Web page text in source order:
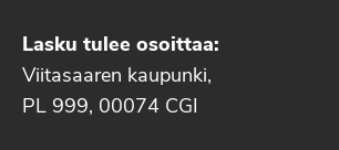
Lasku tulee osoittaa:
Viitasaaren kaupunki,
PL 999, 00074 CGI